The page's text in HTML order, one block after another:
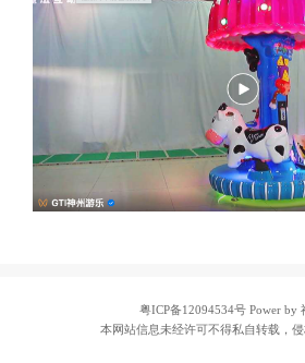
粤ICP备12094534号 Power by
本网站信息未经许可不得私自转载，